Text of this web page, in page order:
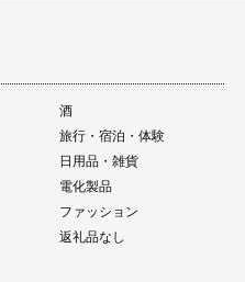
酒
旅行・宿泊・体験
日用品・雑貨
電化製品
ファッション
返礼品なし